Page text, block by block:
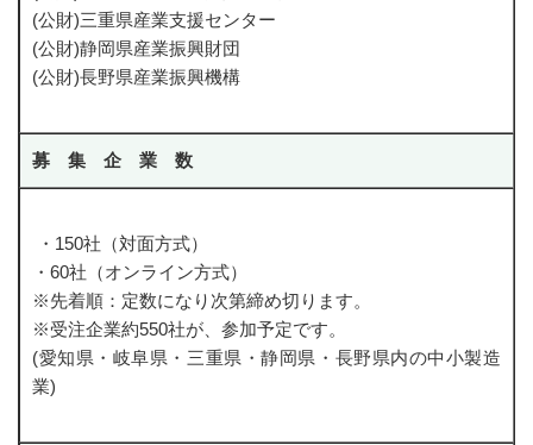
専門家派遣活用事例紹介
脱炭素化支援チーム
経営革新支援チーム
経営革新支援チーム
ものづくり生産性向上推進人材育成事業
経営革新計画支援事業
令和８年度中小企業等収益力向上（賃上げ環境整備）事業費補助
金について
取引支援チーム
(公財)三重県産業支援センター
(公財)静岡県産業振興財団
(公財)長野県産業振興機構
募 集 企 業 数
・150社（対面方式）
・60社（オンライン方式）
※先着順：定数になり次第締め切ります。
※受注企業約550社が、参加予定です。
(愛知県・岐阜県・三重県・静岡県・長野県内の中小製造
業)